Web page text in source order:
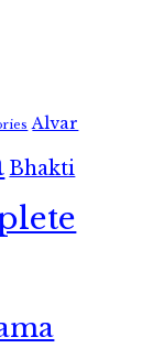
Alvar
Bhakti